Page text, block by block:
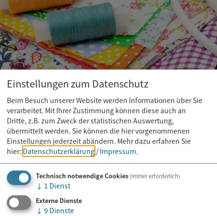
Sonstige Veranstaltungen
07. - 23.08.2026
Nähkurs: Dirndl selber nähen
in Tante Bertas Nähschule
Einstellungen zum Datenschutz
Beim Besuch unserer Website werden Informationen über Sie
verarbeitet. Mit Ihrer Zustimmung können diese auch an
Dritte, z.B. zum Zweck der statistischen Auswertung,
übermittelt werden. Sie können die hier vorgenommenen
Einstellungen jederzeit abändern. Mehr dazu erfahren Sie
hier: Datenschutzerklärung / Impressum.
Technisch notwendige Cookies(immer erforderlich)
↓ 1 Dienst
Externe Dienste
↓ 9 Dienste